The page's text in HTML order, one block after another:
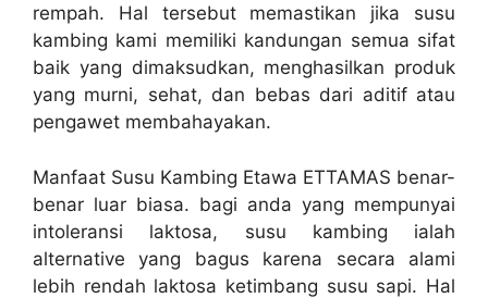
rempah. Hal tersebut memastikan jika susu
kambing kami memiliki kandungan semua sifat
baik yang dimaksudkan, menghasilkan produk
yang murni, sehat, dan bebas dari aditif atau
pengawet membahayakan.
Manfaat Susu Kambing Etawa ETTAMAS benar-
benar luar biasa. bagi anda yang mempunyai
intoleransi laktosa, susu kambing ialah
alternative yang bagus karena secara alami
lebih rendah laktosa ketimbang susu sapi. Hal